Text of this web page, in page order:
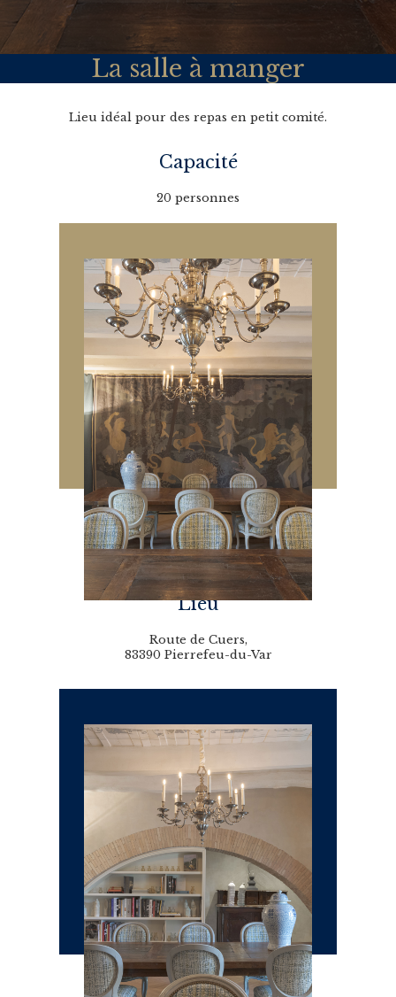
La salle à manger
Lieu idéal pour des repas en petit comité.
Capacité
20 personnes
Lieu
Route de Cuers,
83390 Pierrefeu-du-Var